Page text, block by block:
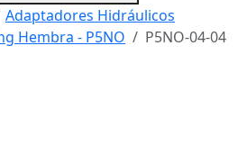
Adaptadores Hidráulicos
Hembra - P5NO
P5NO-04-04